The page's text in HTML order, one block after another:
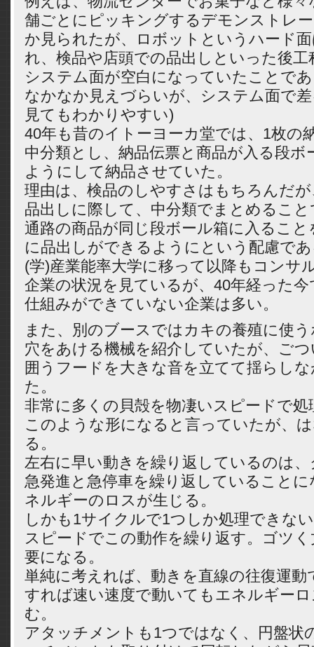
舗ごとにピッキングするデモンストレ
か見られたが、ロボットというハード
れ、検品や店頭での品出しといった後
システム面が空白になっていたことで
なかなか見えづらいが、システム面で
見てもわかりやすい)
40年も昔のイトーヨーカ堂では、1枚の
中分類とし、納品伝票と商品が入る段ボ
ようにして納品させていた。
理由は、検品のしやすさはもちろんだ
品出しに際して、中分類でまとめるこ
通路の商品が同じ段ボール箱に入るこ
に品出しができるようにという配慮で
(学)産業能率大学に移って以降もコンサ
企業の状況を見ているが、40年経った
仕組みができていない企業は多い。
また、別のブースではカキの養殖に使
穴をあける機械を紹介していたが、ご
囲うフードを大きな音を立てて揺らし
た。
非常に多くの貝殻を物凄いスピードで
このような形になると言っていたが、
る。
左右に早い動きを繰り返しているのは
急発進と急停車を繰り返していること
ネルギーのロスが生じる。
しかも1サイクルで1つしか処理できな
スピードでこの動作を繰り返す。ゴツ
要になる。
単純に考えれば、動きを直線の往復運動
すれば速い速度で動いてもエネルギー
む。
アタッチメントも1つではなく、円盤状